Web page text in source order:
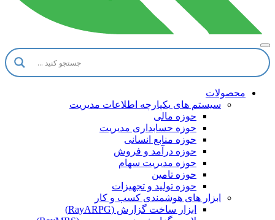
محصولات
سیستم های یکپارچه اطلاعات مدیریت
حوزه مالی
حوزه حسابداری مدیریت
حوزه منابع انسانی
حوزه درآمد و فروش
حوزه مدیریت سهام
حوزه تامین
حوزه تولید و تجهیزات
ابزار های هوشمندی کسب و کار
ابزار ساخت گزارش (RayARPG)